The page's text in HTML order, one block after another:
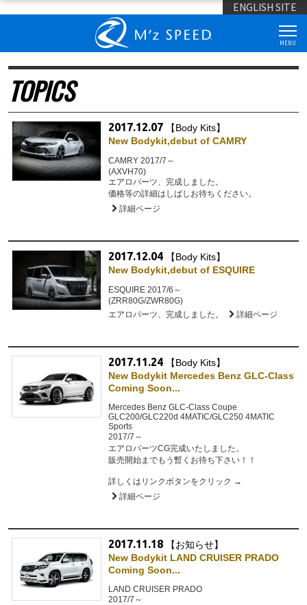
ENGLISH SITE
MENU
TOPICS
2017.12.07
【Body Kits】
New Bodykit,debut of CAMRY
CAMRY 2017/7～
(AXVH70)
エアロパーツ、完成しました。
価格等の詳細はしばしお待ちください。
詳細ページ
2017.12.04
【Body Kits】
New Bodykit,debut of ESQUIRE
ESQUIRE 2017/6～
(ZRR80G/ZWR80G)
エアロパーツ、完成しました。
詳細ページ
2017.11.24
【Body Kits】
New Bodykit Mercedes Benz GLC-Class
Coming Soon...
Mercedes Benz GLC-Class Coupe
GLC200/GLC220d 4MATIC/GLC250 4MATIC
Sports
2017/7～
エアロパーツCG完成いたしました。
販売開始までもう暫くお待ち下さい！！
詳しくはリンクボタンをクリック →
詳細ページ
2017.11.18
【お知らせ】
New Bodykit LAND CRUISER PRADO
Coming Soon...
LAND CRUISER PRADO
2017/7～